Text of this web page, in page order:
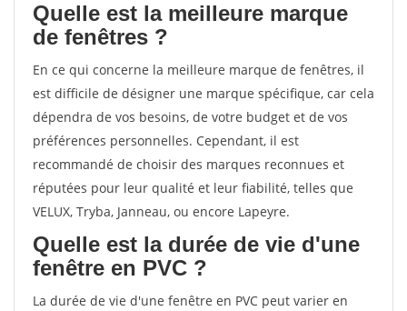
Quelle est la meilleure marque
de fenêtres ?
En ce qui concerne la meilleure marque de fenêtres, il
est difficile de désigner une marque spécifique, car cela
dépendra de vos besoins, de votre budget et de vos
préférences personnelles. Cependant, il est
recommandé de choisir des marques reconnues et
réputées pour leur qualité et leur fiabilité, telles que
VELUX, Tryba, Janneau, ou encore Lapeyre.
Quelle est la durée de vie d'une
fenêtre en PVC ?
La durée de vie d'une fenêtre en PVC peut varier en